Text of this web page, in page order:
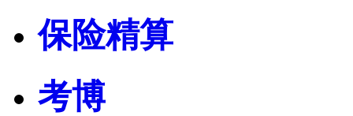
保险精算
考博